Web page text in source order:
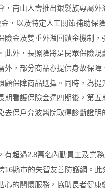
，南山人壽推出銀髮族專屬
，以及特定人工關節補助保
險金及雙重外溢回饋金機制
此外，長照險將是民眾保險
外，部分商品亦提供身故保
顧保障商品選擇。同時，為
期看護保險金達四期後，第
去保戶奔波醫院取得診斷證
有超過2.8萬名內勤員工及業
縣市的失智友善防護網。
的關懷服務，協助長者健康